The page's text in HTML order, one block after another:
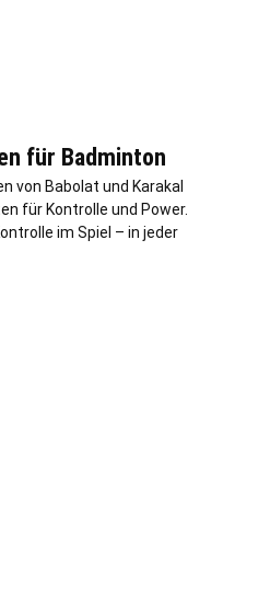
für Badminton
von Babolat und Karakal
für Kontrolle und Power.
im Spiel – in jeder